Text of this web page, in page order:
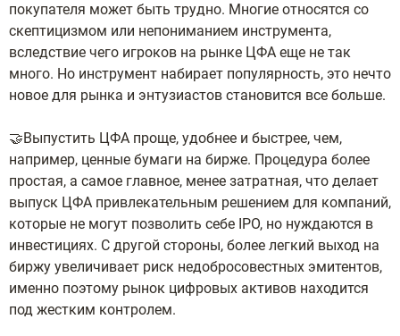
покупателя может быть трудно. Многие относятся со
скептицизмом или непониманием инструмента,
вследствие чего игроков на рынке ЦФА еще не так
много. Но инструмент набирает популярность, это нечто
новое для рынка и энтузиастов становится все больше.
🤝Выпустить ЦФА проще, удобнее и быстрее, чем,
например, ценные бумаги на бирже. Процедура более
простая, а самое главное, менее затратная, что делает
выпуск ЦФА привлекательным решением для компаний,
которые не могут позволить себе IPO, но нуждаются в
инвестициях. С другой стороны, более легкий выход на
биржу увеличивает риск недобросовестных эмитентов,
именно поэтому рынок цифровых активов находится
под жестким контролем.